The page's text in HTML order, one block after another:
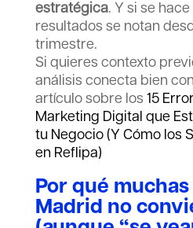
estratégica. Y si se
resultados se notan
trimestre.
Si quieres contexto
análisis conecta bien
artículo sobre los 15
Marketing Digital que
tu Negocio (Y Cómo los
en Reflipa)
Por qué
Madrid no